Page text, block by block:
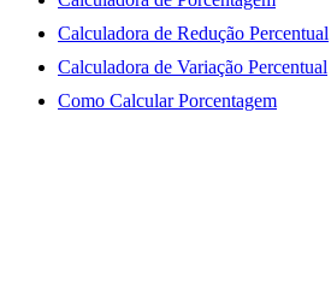
Calculadora de Redução Percentual
Calculadora de Variação Percentual
Como Calcular Porcentagem